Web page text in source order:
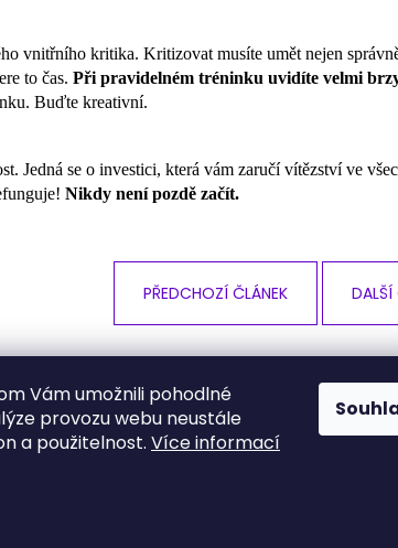
Vám umožnili pohodlné
provozu webu neustále
a použitelnost. Více informací
vnitřního kritika. Kritizovat musíte umět nejen
to čas. Při pravidelném tréninku uvidíte velmi
Buďte kreativní.
Jedná se o investici, která vám zaručí vítězství ve
Nikdy není pozdě začít.
PŘEDCHOZÍ ČLÁNEK DALŠÍ
Podmínky ochrany osobních údajů